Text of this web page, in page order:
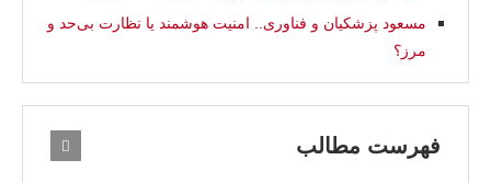
مسعود پزشکیان و فناوری.. امنیت هوشمند یا نظارت بی‌حد و
مرز؟
فهرست مطالب